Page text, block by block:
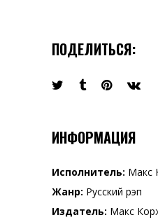
ПОДЕЛИТЬСЯ:
ИНФОРМАЦИЯ
Исполнитель: Макс
Жанр: Русский рэп
Издатель: Макс